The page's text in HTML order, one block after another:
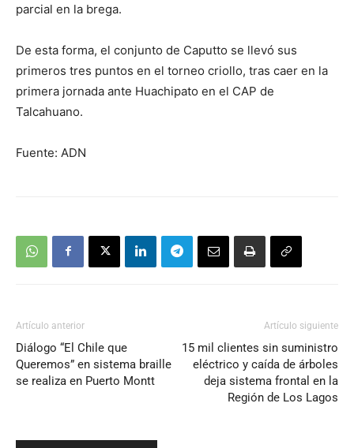
parcial en la brega.
De esta forma, el conjunto de Caputto se llevó sus
primeros tres puntos en el torneo criollo, tras caer en la
primera jornada ante Huachipato en el CAP de
Talcahuano.
Fuente: ADN
Artículo anterior
Diálogo “El Chile que
Queremos” en sistema braille
se realiza en Puerto Montt
Artículo siguiente
15 mil clientes sin suministro
eléctrico y caída de árboles
deja sistema frontal en la
Región de Los Lagos